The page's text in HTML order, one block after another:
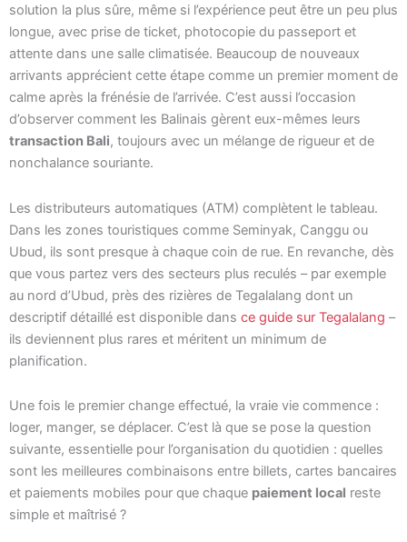
solution la plus sûre, même si l’expérience peut être un peu plus
longue, avec prise de ticket, photocopie du passeport et
attente dans une salle climatisée. Beaucoup de nouveaux
arrivants apprécient cette étape comme un premier moment de
calme après la frénésie de l’arrivée. C’est aussi l’occasion
d’observer comment les Balinais gèrent eux-mêmes leurs
transaction Bali, toujours avec un mélange de rigueur et de
nonchalance souriante.
Les distributeurs automatiques (ATM) complètent le tableau.
Dans les zones touristiques comme Seminyak, Canggu ou
Ubud, ils sont presque à chaque coin de rue. En revanche, dès
que vous partez vers des secteurs plus reculés – par exemple
au nord d’Ubud, près des rizières de Tegalalang dont un
descriptif détaillé est disponible dans ce guide sur Tegalalang –
ils deviennent plus rares et méritent un minimum de
planification.
Une fois le premier change effectué, la vraie vie commence :
loger, manger, se déplacer. C’est là que se pose la question
suivante, essentielle pour l’organisation du quotidien : quelles
sont les meilleures combinaisons entre billets, cartes bancaires
et paiements mobiles pour que chaque paiement local reste
simple et maîtrisé ?